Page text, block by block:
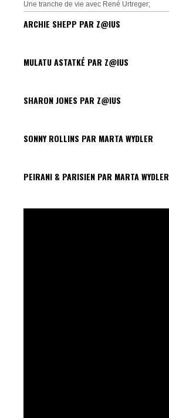
Une tranche de vie avec René Urtreger;
ARCHIE SHEPP PAR Z@IUS
MULATU ASTATKÉ PAR Z@IUS
SHARON JONES PAR Z@IUS
SONNY ROLLINS PAR MARTA WYDLER
PEIRANI & PARISIEN PAR MARTA WYDLER